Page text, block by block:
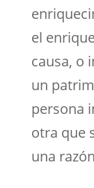
el
causa, o
un
persona
otra que
una